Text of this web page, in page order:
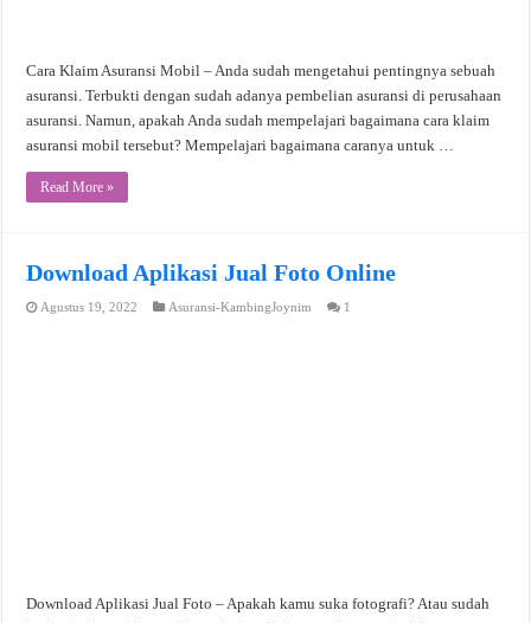
Cara Klaim Asuransi Mobil – Anda sudah mengetahui pentingnya sebuah
asuransi. Terbukti dengan sudah adanya pembelian asuransi di perusahaan
asuransi. Namun, apakah Anda sudah mempelajari bagaimana cara klaim
asuransi mobil tersebut? Mempelajari bagaimana caranya untuk …
Read More »
Download Aplikasi Jual Foto Online
Agustus 19, 2022 Asuransi-KambingJoynim 1
Download Aplikasi Jual Foto – Apakah kamu suka fotografi? Atau sudah